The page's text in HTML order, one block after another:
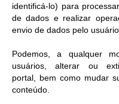
identificá-lo) para
de dados e realizar
envio de dados pelo
Podemos, a qualquer
usuários, alterar ou
portal, bem como mudar
conteúdo.